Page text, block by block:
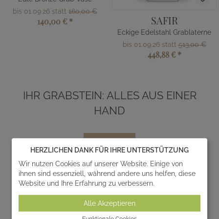
bis 01.09.26 statt160,00 €
140,00 € * SAFIR
Eckige Edelstahl Grablaterne
bis 01.09.26 statt513,00 €
448,88 € *
IHR GRABSTEIN: ALLES AUS EINER
HAND
Entwurf
HERZLICHEN DANK FÜR IHRE UNTERSTÜTZUNG
Wir nutzen Cookies auf unserer Website. Einige von
ihnen sind essenziell, während andere uns helfen, diese
Website und Ihre Erfahrung zu verbessern.
Alle Akzeptieren